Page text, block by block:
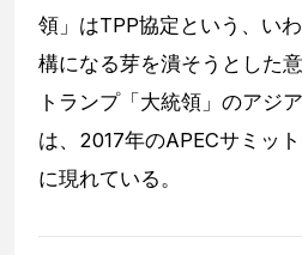
領」はTPP協定という、い
構になる芽を潰そうとした
トランプ「大統領」のアジ
は、2017年のAPECサミッ
に現れている。